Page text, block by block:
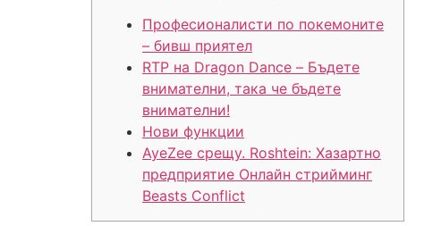
Професионалисти по покемоните
– бивш приятел
RTP на Dragon Dance – Бъдете
внимателни, така че бъдете
внимателни!
Нови функции
AyeZee срещу. Roshtein: Хазартно
предприятие Онлайн стрийминг
Beasts Conflict